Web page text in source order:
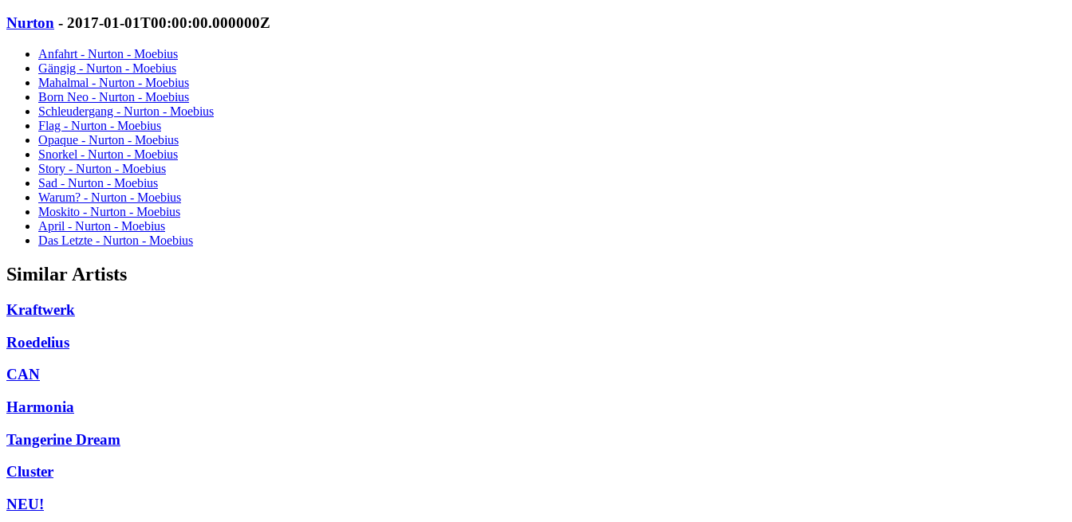
Nurton - 2017-01-01T00:00:00.000000Z
Anfahrt - Nurton - Moebius
Gängig - Nurton - Moebius
Mahalmal - Nurton - Moebius
Born Neo - Nurton - Moebius
Schleudergang - Nurton - Moebius
Flag - Nurton - Moebius
Opaque - Nurton - Moebius
Snorkel - Nurton - Moebius
Story - Nurton - Moebius
Sad - Nurton - Moebius
Warum? - Nurton - Moebius
Moskito - Nurton - Moebius
April - Nurton - Moebius
Das Letzte - Nurton - Moebius
Similar Artists
Kraftwerk
Roedelius
CAN
Harmonia
Tangerine Dream
Cluster
NEU!